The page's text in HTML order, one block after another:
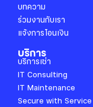
บทความ
ร่วมงานกับเรา
แจ้งการโอนเงิน
บริการ
บริการเช่า
IT Consulting
IT Maintenance
Secure with Service